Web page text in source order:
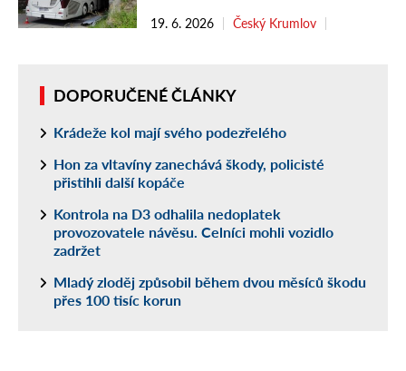
19. 6. 2026 Český Krumlov
DOPORUČENÉ ČLÁNKY
Krádeže kol mají svého podezřelého
Hon za vltavíny zanechává škody, policisté
přistihli další kopáče
Kontrola na D3 odhalila nedoplatek
provozovatele návěsu. Celníci mohli vozidlo
zadržet
Mladý zloděj způsobil během dvou měsíců škodu
přes 100 tisíc korun